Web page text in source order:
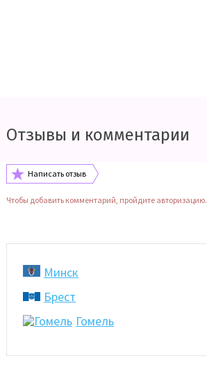
Отзывы и комментарии
Написать отзыв
Чтобы добавить комментарий, пройдите авторизацию.
Минск
Брест
Гомель